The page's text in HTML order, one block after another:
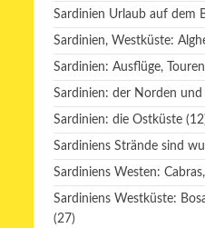
Sardinien Urlaub auf dem
Sardinien, Westküste:
Sardinien: Ausflüge, Touren
Sardinien: der Norden
Sardinien: die Ostküste
Sardiniens Strände sind
Sardiniens Westen:
Sardiniens Westküste:
(27)